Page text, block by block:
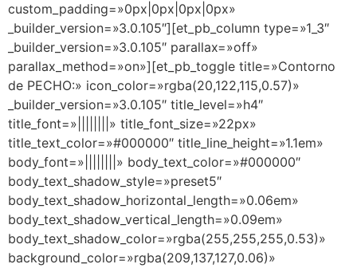
custom_padding=»0px|0px|0px|0px»
_builder_version=»3.0.105″][et_pb_column type=»1_3″
_builder_version=»3.0.105″ parallax=»off»
parallax_method=»on»][et_pb_toggle title=»Contorno
de PECHO:» icon_color=»rgba(20,122,115,0.57)»
_builder_version=»3.0.105″ title_level=»h4″
title_font=»||||||||» title_font_size=»22px»
title_text_color=»#000000″ title_line_height=»1.1em»
body_font=»||||||||» body_text_color=»#000000″
body_text_shadow_style=»preset5″
body_text_shadow_horizontal_length=»0.06em»
body_text_shadow_vertical_length=»0.09em»
body_text_shadow_color=»rgba(255,255,255,0.53)»
background_color=»rgba(209,137,127,0.06)»